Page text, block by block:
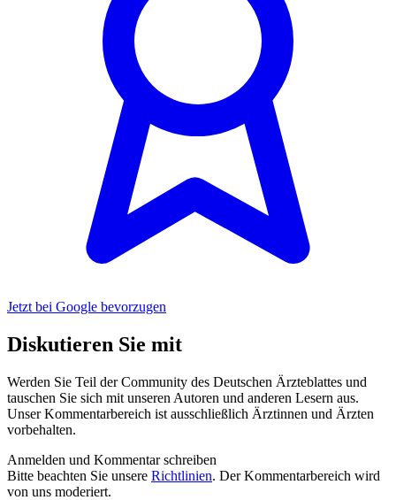
Jetzt bei Google bevorzugen
Diskutieren Sie mit
Werden Sie Teil der Community des Deutschen Ärzteblattes und
tauschen Sie sich mit unseren Autoren und anderen Lesern aus.
Unser Kommentarbereich ist ausschließlich Ärztinnen und Ärzten
vorbehalten.
Anmelden und Kommentar schreiben
Bitte beachten Sie unsere Richtlinien. Der Kommentarbereich wird
von uns moderiert.